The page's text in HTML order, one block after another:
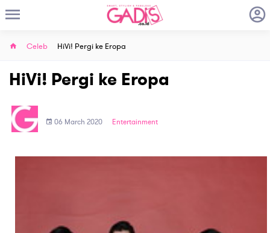
Celeb HiVi! Pergi ke Eropa
HiVi! Pergi ke Eropa
06 March 2020 Entertainment